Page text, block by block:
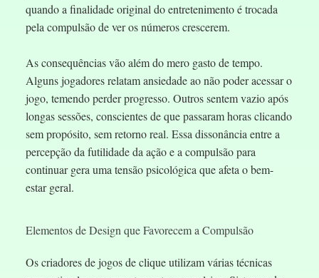
quando a finalidade original do entretenimento é trocada
pela compulsão de ver os números crescerem.
As consequências vão além do mero gasto de tempo.
Alguns jogadores relatam ansiedade ao não poder acessar o
jogo, temendo perder progresso. Outros sentem vazio após
longas sessões, conscientes de que passaram horas clicando
sem propósito, sem retorno real. Essa dissonância entre a
percepção da futilidade da ação e a compulsão para
continuar gera uma tensão psicológica que afeta o bem-
estar geral.
Elementos de Design que Favorecem a Compulsão
Os criadores de jogos de clique utilizam várias técnicas